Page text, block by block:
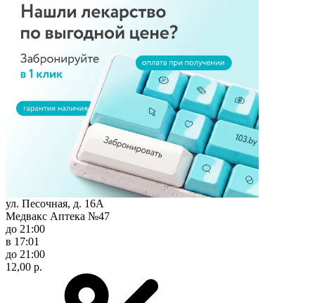
ул. Песочная, д. 16А
Медвакс Аптека №47
до 21:00
в 17:01
до 21:00
12,00 р.